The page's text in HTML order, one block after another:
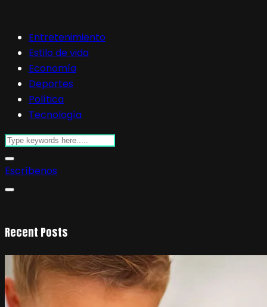
Entretenimiento
Estilo de vida
Economía
Deportes
Política
Tecnología
Escríbenos
Recent Posts